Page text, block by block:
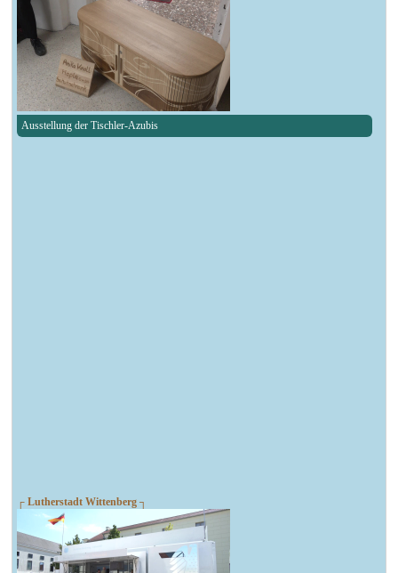
Ausstellung der Tischler-Azubis
┌ Lutherstadt Wittenberg ┐